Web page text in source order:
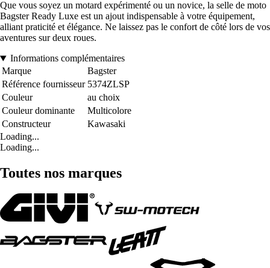
Que vous soyez un motard expérimenté ou un novice, la selle de moto
Bagster Ready Luxe est un ajout indispensable à votre équipement,
alliant praticité et élégance. Ne laissez pas le confort de côté lors de vos
aventures sur deux roues.
Informations complémentaires
Marque
Bagster
Référence fournisseur 5374ZLSP
Couleur
au choix
Couleur dominante
Multicolore
Constructeur
Kawasaki
Loading...
Loading...
Toutes nos marques